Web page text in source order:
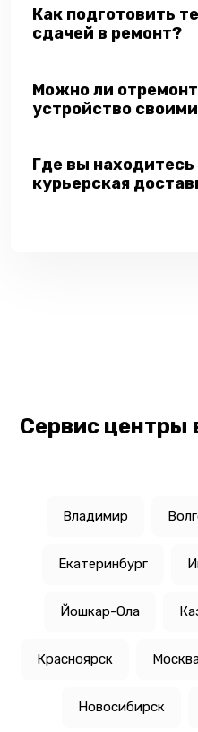
Как подготовить
сдачей в ремонт?
Можно ли
устройство
Где вы находитесь
курьерская
Сервис центры
Владимир
Екатеринбург
Йошкар-Ола
Красноярск
Новосибирск